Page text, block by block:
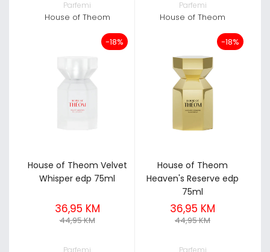
Parfemi
House of Theom
-18%
House of Theom Velvet
Whisper edp 75ml
36,95 KM
44,95 KM
Parfemi
House of Theom
-18%
House of Theom
Heaven's Reserve edp
75ml
36,95 KM
44,95 KM
Parfemi Parfemi